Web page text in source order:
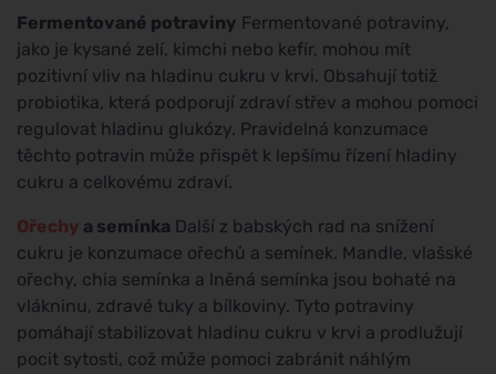
Fermentované potraviny Fermentované potraviny,
jako je kysané zelí, kimchi nebo kefír, mohou mít
pozitivní vliv na hladinu cukru v krvi. Obsahují totiž
probiotika, která podporují zdraví střev a mohou pomoci
regulovat hladinu glukózy. Pravidelná konzumace
těchto potravin může přispět k lepšímu řízení hladiny
cukru a celkovému zdraví.
Ořechy a semínka Další z babských rad na snížení
cukru je konzumace ořechů a semínek. Mandle, vlašské
ořechy, chia semínka a lněná semínka jsou bohaté na
vlákninu, zdravé tuky a bílkoviny. Tyto potraviny
pomáhají stabilizovat hladinu cukru v krvi a prodlužují
pocit sytosti, což může pomoci zabránit náhlým